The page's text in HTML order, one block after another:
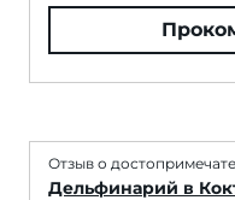
Отзыв о
Дельфинарий в